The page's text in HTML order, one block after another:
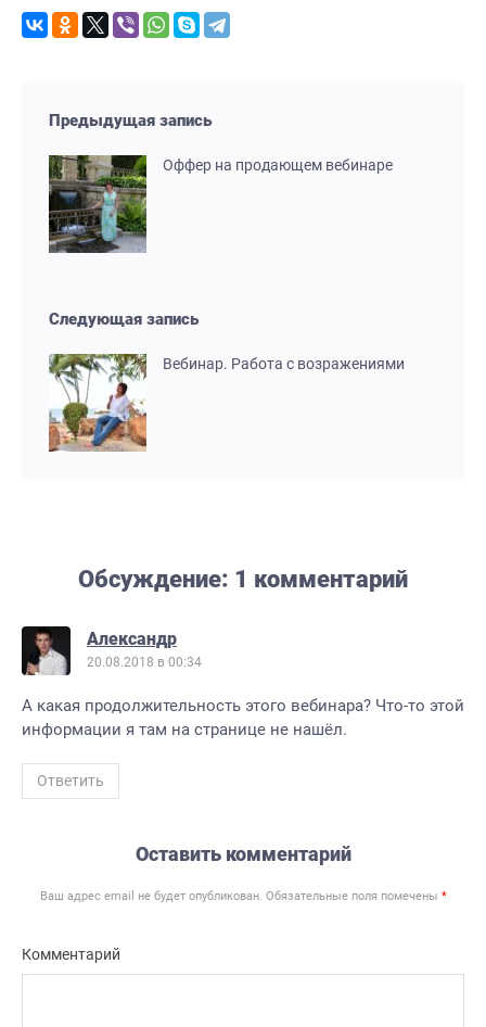
Предыдущая запись
Оффер на продающем вебинаре
Следующая запись
Вебинар. Работа с возражениями
Обсуждение: 1 комментарий
Александр
20.08.2018 в 00:34
А какая продолжительность этого вебинара? Что-то этой
информации я там на странице не нашёл.
Ответить
Оставить комментарий
Ваш адрес email не будет опубликован. Обязательные поля помечены *
Комментарий